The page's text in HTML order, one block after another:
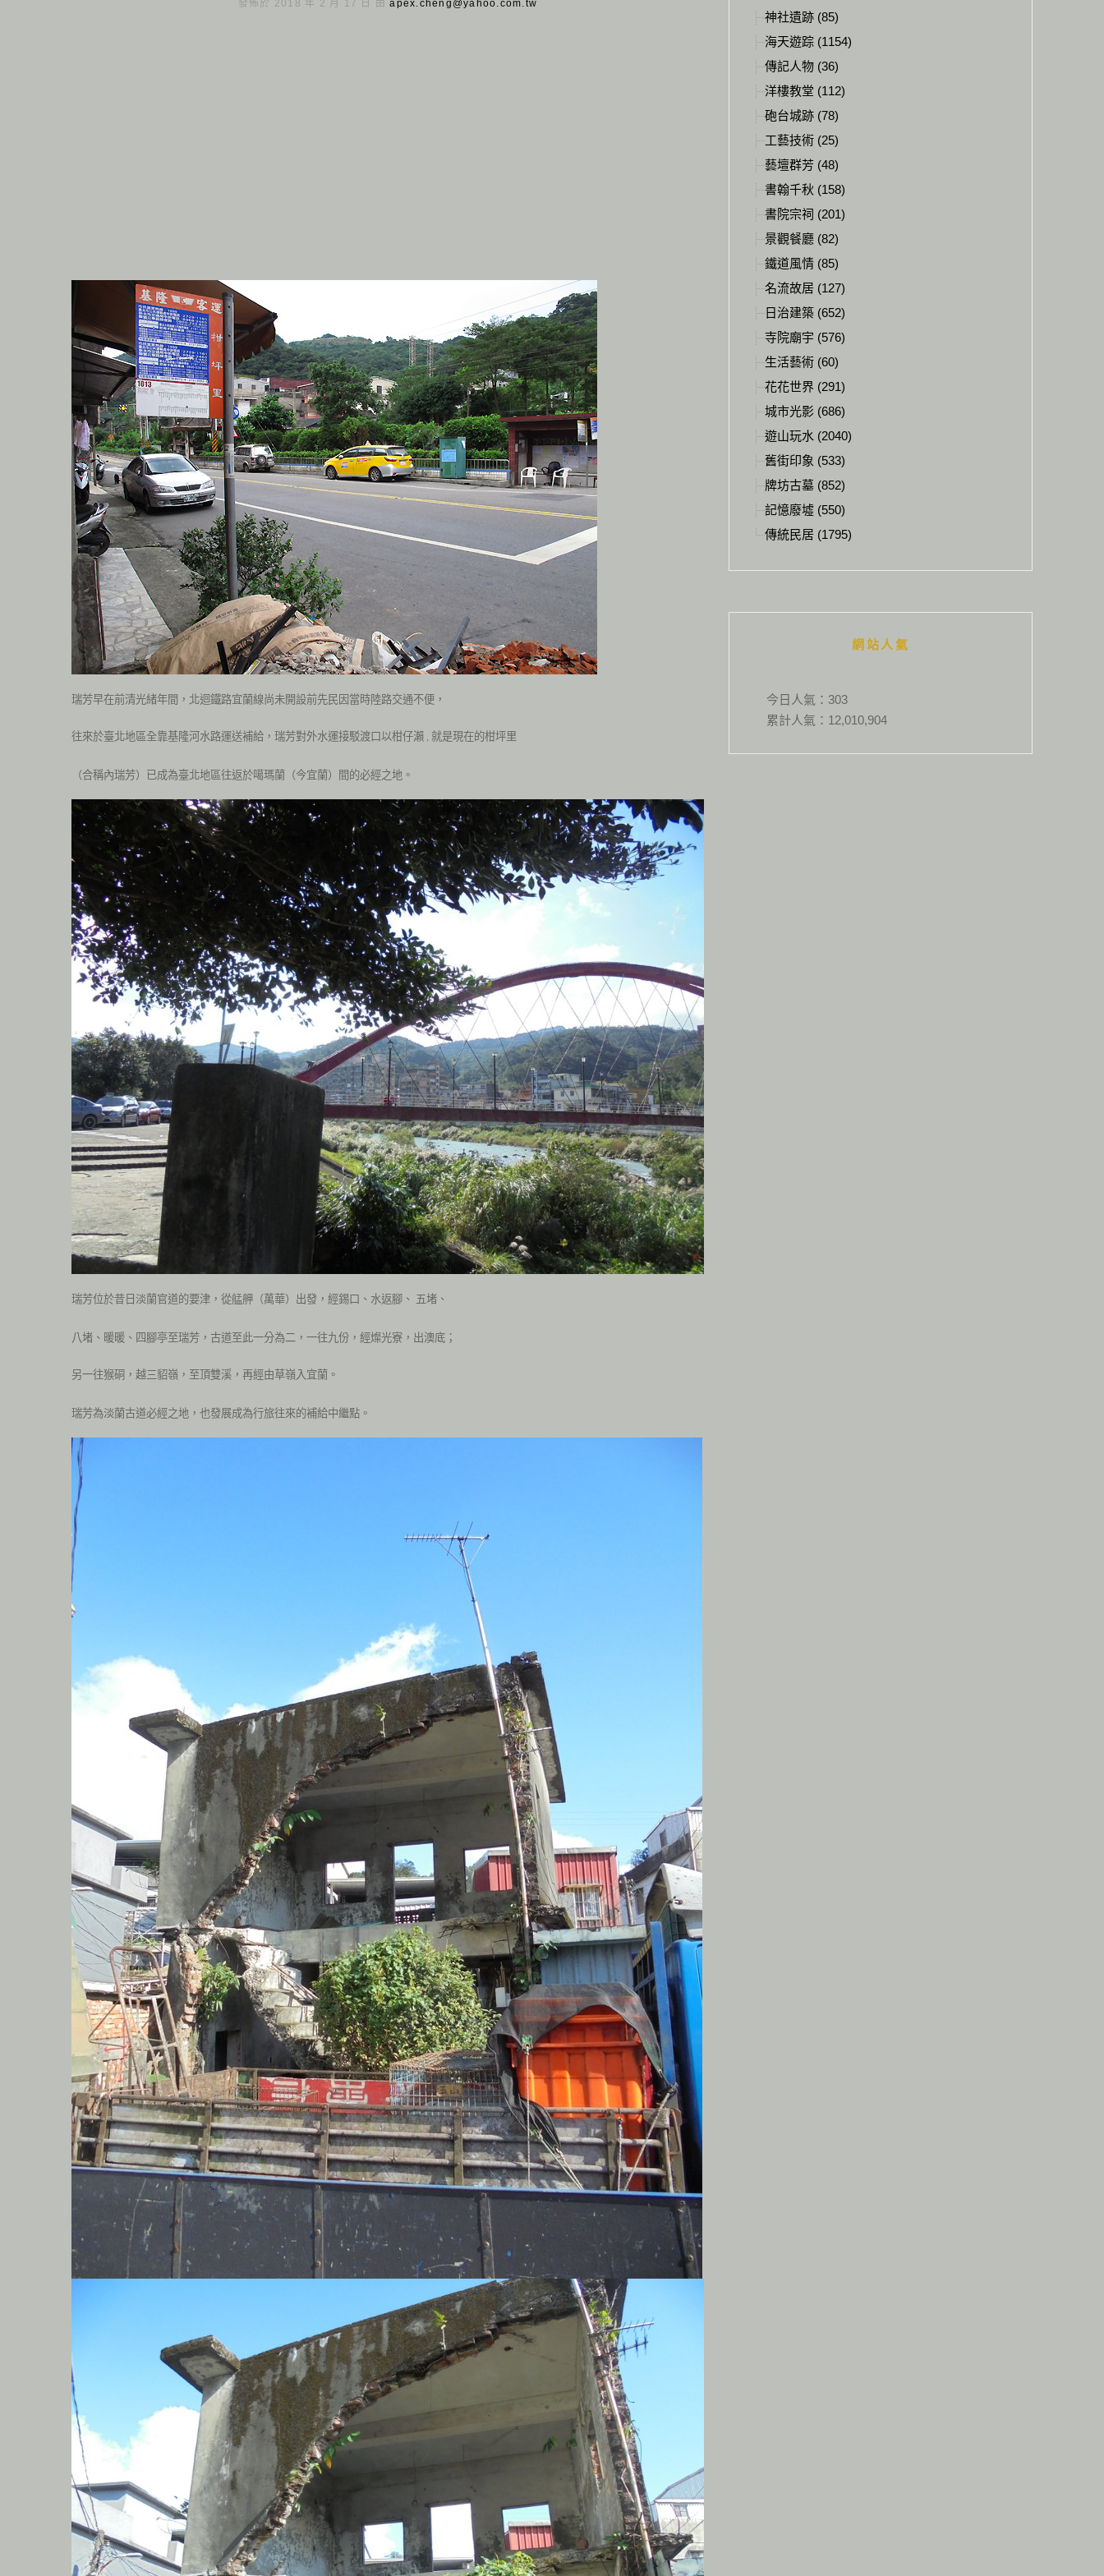
發佈於 2018 年 2 月 17 日 由apex.cheng@yahoo.com.tw
瑞芳早在前清光緒年間，北迴鐵路宜蘭線尚未開設前先民因當時陸路交通不便，
往來於臺北地區全靠基隆河水路運送補給，瑞芳對外水運接駁渡口以柑仔瀨 , 就是現在的柑坪里
（合稱內瑞芳）已成為臺北地區往返於噶瑪蘭（今宜蘭）間的必經之地。
瑞芳位於昔日淡蘭官道的要津，從艋舺（萬華）出發，經錫口、水返腳、 五堵、
八堵、暖暖、四腳亭至瑞芳，古道至此一分為二，一往九份，經燦光寮，出澳底；
另一往猴硐，越三貂嶺，至頂雙溪，再經由草嶺入宜蘭。
瑞芳為淡蘭古道必經之地，也發展成為行旅往來的補給中繼點。
神社遺跡 (85)
海天遊踪 (1154)
傳記人物 (36)
洋樓教堂 (112)
砲台城跡 (78)
工藝技術 (25)
藝壇群芳 (48)
書翰千秋 (158)
書院宗祠 (201)
景觀餐廳 (82)
鐵道風情 (85)
名流故居 (127)
日治建築 (652)
寺院廟宇 (576)
生活藝術 (60)
花花世界 (291)
城市光影 (686)
遊山玩水 (2040)
舊街印象 (533)
牌坊古墓 (852)
記憶廢墟 (550)
傳統民居 (1795)
網站人氣
今日人氣： 303
累計人氣： 12,010,904